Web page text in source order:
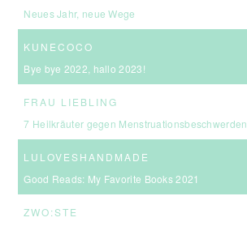
Neues Jahr, neue Wege
KUNECOCO
Bye bye 2022, hallo 2023!
FRAU LIEBLING
7 Heilkräuter gegen Menstruationsbeschwerden
LULOVESHANDMADE
Good Reads: My Favorite Books 2021
ZWO:STE